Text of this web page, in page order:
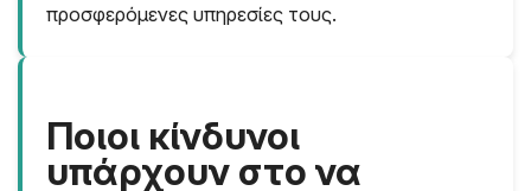
προσφερόμενες υπηρεσίες τους.
Ποιοι κίνδυνοι
υπάρχουν στο να